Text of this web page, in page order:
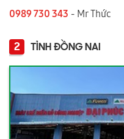
0989 730 343 - Mr Thức
2 TỈNH ĐỒNG NAI